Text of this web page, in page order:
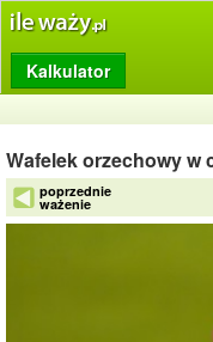
Produkty
Dziennik
Przelicznik
Porównywarka
Kalkulator
Wafelek orzechowy w
poprzednie
ważenie